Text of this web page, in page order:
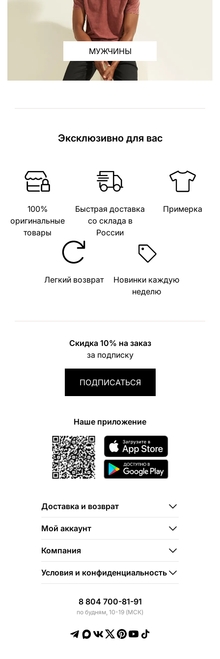
МУЖЧИНЫ
Эксклюзивно для вас
100%
оригинальные
товары
Быстрая доставка
со склада в
России
Примерка
Легкий возврат
Новинки каждую
неделю
Скидка 10% на заказ
за подписку
ПОДПИСАТЬСЯ
Наше приложение
Доставка и возврат
Мой аккаунт
Компания
Условия и конфиденциальность
8 804 700-81-91
по будням, 10-19 (МСК)